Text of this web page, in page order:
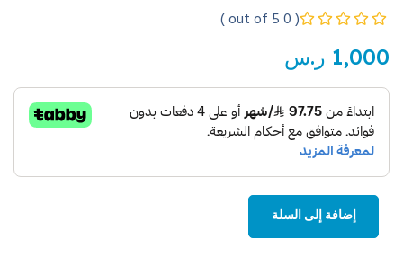
( 0 out of 5 )
1,000 ر.س
إضافة إلى السلة